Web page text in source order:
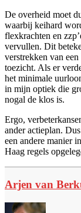
De overheid moet
waarbij keihard
flexkrachten en
vervullen. Dit
verstrekken van
toezicht. Als er
het minimale
in mijn optiek die
nogal de klos is.
Ergo,
ander actieplan.
een andere manier
Haag regels
Arjen van